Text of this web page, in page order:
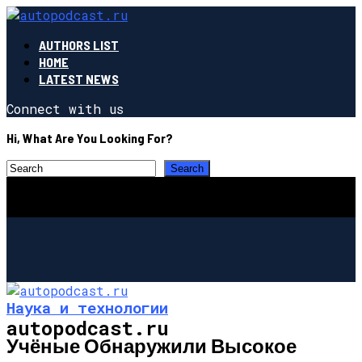
AUTHORS LIST
HOME
LATEST NEWS
Connect with us
Hi, What Are You Looking For?
autopodcast.ru
Наука и технологии
Учёные Обнаружили Высокое